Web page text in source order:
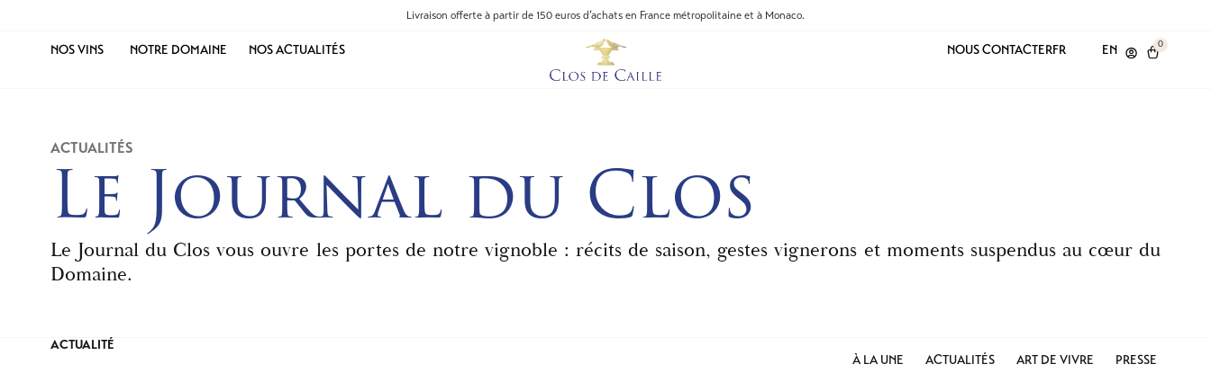
Livraison offerte à partir de 150 euros d’achats en France métropolitaine et à Monaco.
NOS VINS NOTRE DOMAINE NOS ACTUALITÉS NOUS CONTACTERFR EN 0
ACTUALITÉS
Le Journal du Clos
Le Journal du Clos vous ouvre les portes de notre vignoble : récits de saison, gestes vignerons et moments suspendus au cœur du
Domaine.
ACTUALITÉ
À LA UNE
ACTUALITÉS ART DE VIVRE PRESSE